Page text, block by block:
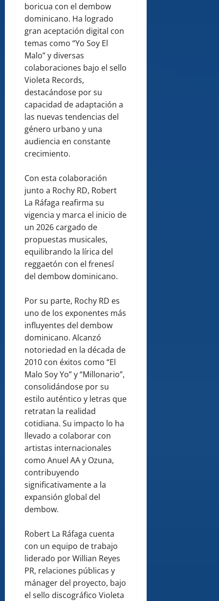
boricua con el dembow
dominicano. Ha logrado
gran aceptación digital con
temas como “Yo Soy El
Malo” y diversas
colaboraciones bajo el sello
Violeta Records,
destacándose por su
capacidad de adaptación a
las nuevas tendencias del
género urbano y una
audiencia en constante
crecimiento.
Con esta colaboración
junto a Rochy RD, Robert
La Ráfaga reafirma su
vigencia y marca el inicio de
un 2026 cargado de
propuestas musicales,
equilibrando la lírica del
reggaetón con el frenesí
del dembow dominicano.
Por su parte, Rochy RD es
uno de los exponentes más
influyentes del dembow
dominicano. Alcanzó
notoriedad en la década de
2010 con éxitos como “El
Malo Soy Yo” y “Millonario”,
consolidándose por su
estilo auténtico y letras que
retratan la realidad
cotidiana. Su impacto lo ha
llevado a colaborar con
artistas internacionales
como Anuel AA y Ozuna,
contribuyendo
significativamente a la
expansión global del
dembow.
Robert La Ráfaga cuenta
con un equipo de trabajo
liderado por Willian Reyes
PR, relaciones públicas y
mánager del proyecto, bajo
el sello discográfico Violeta